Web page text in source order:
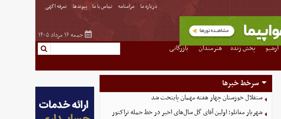
درباره ما مرامنامه تماس با ما پیوندها تعرفه اگهی
جمعه ۱۶ مرداد ۱۴۰۵
آرشیو پخش زنده هنرمندان
بازرگانی
سرخط خبرها
ستقلال خوزستان چهار هفته مهمان پایتخت شد
شهریار مغانلو؛ اولین آقای گل سال‌های اخیر در خط حمله تراکتور